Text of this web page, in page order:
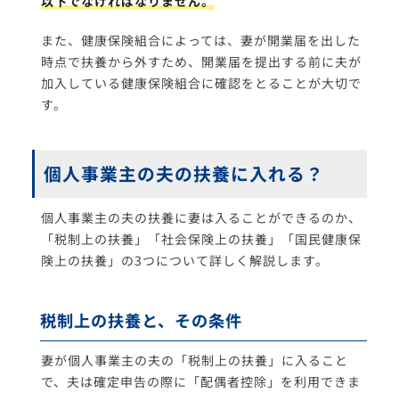
また、健康保険組合によっては、妻が開業届を出した
時点で扶養から外すため、開業届を提出する前に夫が
加入している健康保険組合に確認をとることが大切で
す。
個人事業主の夫の扶養に入れる？
個人事業主の夫の扶養に妻は入ることができるのか、
「税制上の扶養」「社会保険上の扶養」「国民健康保
険上の扶養」の3つについて詳しく解説します。
税制上の扶養と、その条件
妻が個人事業主の夫の「税制上の扶養」に入ること
で、夫は確定申告の際に「配偶者控除」を利用できま